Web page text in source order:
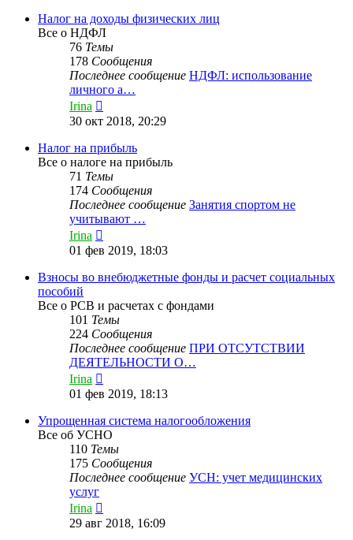
сообщению
Налог на доходы физических лиц
Все о НДФЛ
76 Темы
178 Сообщения
Последнее сообщение НДФЛ: использование
личного а…
Irina
к
сообщению
30 окт 2018, 20:29
Налог на прибыль
Все о налоге на прибыль
71 Темы
174 Сообщения
Последнее сообщение Занятия спортом не
учитывают …
Irina
к
сообщению
01 фев 2019, 18:03
Взносы во внебюджетные фонды и расчет социальных
пособий
Все о РСВ и расчетах с фондами
101 Темы
224 Сообщения
Последнее сообщение ПРИ ОТСУТСТВИИ
ДЕЯТЕЛЬНОСТИ О…
Irina
к
сообщению
01 фев 2019, 18:13
Упрощенная система налогообложения
Все об УСНО
110 Темы
175 Сообщения
Последнее сообщение УСН: учет медицинских
услуг
Irina
к
29 авг 2018, 16:09